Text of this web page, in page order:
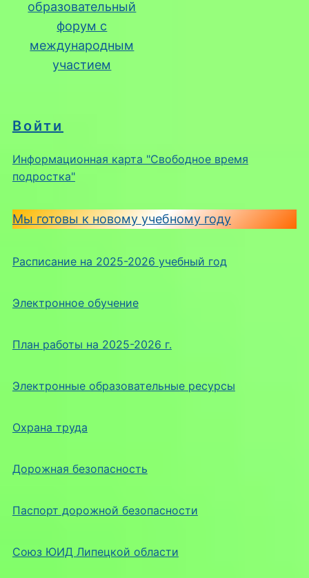
Войти
Информационная карта "Свободное время
подростка"
Мы готовы к новому учебному году
Расписание на 2025-2026 учебный год
Электронное обучение
План работы на 2025-2026 г.
Электронные образовательные ресурсы
Охрана труда
Дорожная безопасность
Паспорт дорожной безопасности
Союз ЮИД Липецкой области
образовательный
форум с
международным
участием